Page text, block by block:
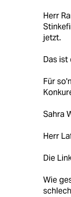
Herr
jetzt.
Das ist
Für
Sahra
Herr
Die
Wie